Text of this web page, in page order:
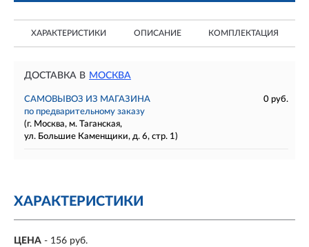
ХАРАКТЕРИСТИКИ ОПИСАНИЕ КОМПЛЕКТАЦИЯ
ДОСТАВКА В МОСКВА
САМОВЫВОЗ ИЗ МАГАЗИНА
0 руб.
по предварительному заказу
(г. Москва, м. Таганская,
ул. Большие Каменщики, д. 6, стр. 1)
ХАРАКТЕРИСТИКИ
ЦЕНА - 156 руб.